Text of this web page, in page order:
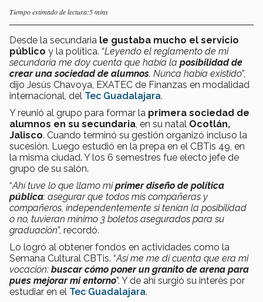
Tiempo estimado de lectura:5 mins
Desde la secundaria le gustaba mucho el servicio
público y la política. “Leyendo el reglamento de mi
secundaria me doy cuenta que había la posibilidad de
crear una sociedad de alumnos. Nunca había existido”,
dijo Jesús Chavoya, EXATEC de Finanzas en modalidad
internacional, del Tec Guadalajara.
Y reunió al grupo para formar la primera sociedad de
alumnos en su secundaria , en su natal Ocotlán,
Jalisco. Cuando terminó su gestión organizó incluso la
sucesión. Luego estudió en la prepa en el CBTis 49, en
la misma ciudad. Y los 6 semestres fue electo jefe de
grupo de su salón.
“Ahí tuve lo que llamo miprimer diseño de política
pública: asegurar que todos mis compañeras y
compañeros, independentemente si tenían la posibilidad
o no, tuvieran mínimo 3 boletos asegurados para su
graduación”, recordó.
Lo logró al obtener fondos en actividades como la
Semana Cultural CBTis. “Así me me di cuenta que era mi
vocación: buscar cómo poner un granito de arena para
pues mejorar mi entorno”. Y de ahí surgió su interés por
estudiar en el Tec Guadalajara.